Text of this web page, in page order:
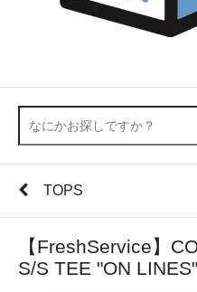
TOPS
【FreshService】
S/S TEE "ON LINES"